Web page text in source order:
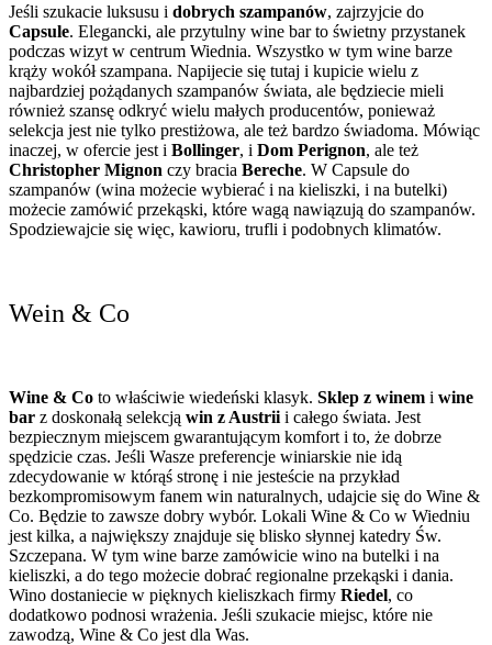
Jeśli szukacie luksusu i dobrych szampanów, zajrzyjcie do
Capsule. Elegancki, ale przytulny wine bar to świetny przystanek
podczas wizyt w centrum Wiednia. Wszystko w tym wine barze
krąży wokół szampana. Napijecie się tutaj i kupicie wielu z
najbardziej pożądanych szampanów świata, ale będziecie mieli
również szansę odkryć wielu małych producentów, ponieważ
selekcja jest nie tylko prestiżowa, ale też bardzo świadoma. Mówiąc
inaczej, w ofercie jest i Bollinger, i Dom Perignon, ale też
Christopher Mignon czy bracia Bereche. W Capsule do
szampanów (wina możecie wybierać i na kieliszki, i na butelki)
możecie zamówić przekąski, które wagą nawiązują do szampanów.
Spodziewajcie się więc, kawioru, trufli i podobnych klimatów.
Wein & Co
Wine & Co to właściwie wiedeński klasyk. Sklep z winem i wine
bar z doskonałą selekcją win z Austrii i całego świata. Jest
bezpiecznym miejscem gwarantującym komfort i to, że dobrze
spędzicie czas. Jeśli Wasze preferencje winiarskie nie idą
zdecydowanie w którąś stronę i nie jesteście na przykład
bezkompromisowym fanem win naturalnych, udajcie się do Wine &
Co. Będzie to zawsze dobry wybór. Lokali Wine & Co w Wiedniu
jest kilka, a największy znajduje się blisko słynnej katedry Św.
Szczepana. W tym wine barze zamówicie wino na butelki i na
kieliszki, a do tego możecie dobrać regionalne przekąski i dania.
Wino dostaniecie w pięknych kieliszkach firmy Riedel, co
dodatkowo podnosi wrażenia. Jeśli szukacie miejsc, które nie
zawodzą, Wine & Co jest dla Was.